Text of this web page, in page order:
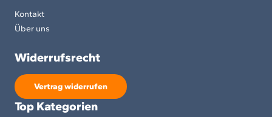
Kontakt
Über uns
Widerrufsrecht
Vertrag widerrufen
Top Kategorien